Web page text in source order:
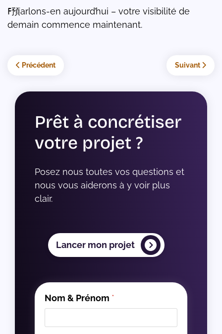
ߓ預arlons-en aujourd’hui – votre visibilité de
demain commence maintenant.
Article précédent : Comment trouver les bons mots-clés pour
Précédent Article
Suivant
Prêt à concrétiser
votre projet ?
Posez nous toutes vos questions et
nous vous aiderons à y voir plus
clair.
Lancer mon projet
Nom & Prénom *